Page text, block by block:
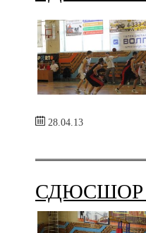
28.04.13
СДЮСШОР